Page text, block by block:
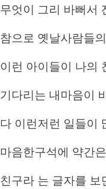
무엇이 그리 바뻐서
참으로 옛날사람들
이런 아이들이 나의
기다리는 내마음이
다 이런저런 일들이
마음한구석에 약간
친구라 는 글자를